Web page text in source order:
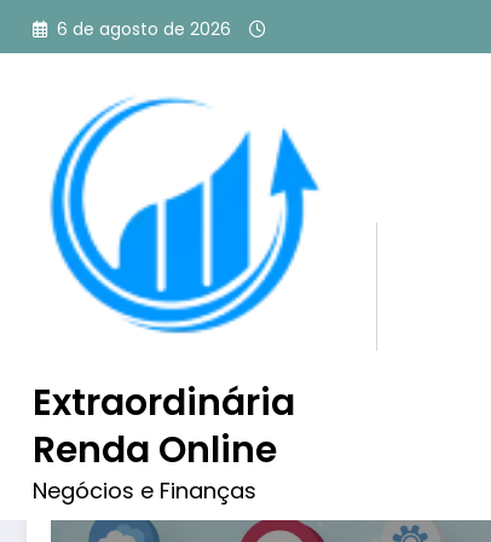
Pular
para
6 de agosto de 2026
Extraordinária
Renda Online
Negócios e Finanças
Tag: o que são leads